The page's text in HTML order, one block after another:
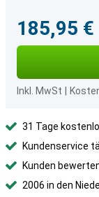
185,95 €
Inkl. MwSt
31 Tage
Kundenservice
Kunden
2006 in den